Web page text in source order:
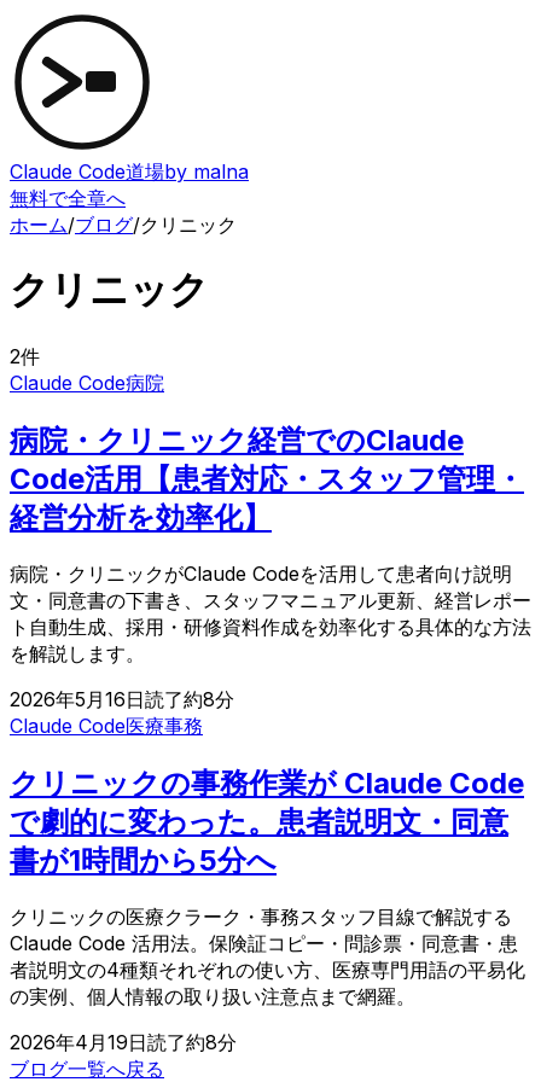
Claude Code道場by malna
無料で全章へ
ホーム/ブログ/クリニック
クリニック
2件
Claude Code病院
病院・クリニック経営でのClaude
Code活用【患者対応・スタッフ管理・
経営分析を効率化】
病院・クリニックがClaude Codeを活用して患者向け説明
文・同意書の下書き、スタッフマニュアル更新、経営レポー
ト自動生成、採用・研修資料作成を効率化する具体的な方法
を解説します。
2026年5月16日読了約8分
Claude Code医療事務
クリニックの事務作業が Claude Code
で劇的に変わった。患者説明文・同意
書が1時間から5分へ
クリニックの医療クラーク・事務スタッフ目線で解説する
Claude Code 活用法。保険証コピー・問診票・同意書・患
者説明文の4種類それぞれの使い方、医療専門用語の平易化
の実例、個人情報の取り扱い注意点まで網羅。
2026年4月19日読了約8分
ブログ一覧へ戻る